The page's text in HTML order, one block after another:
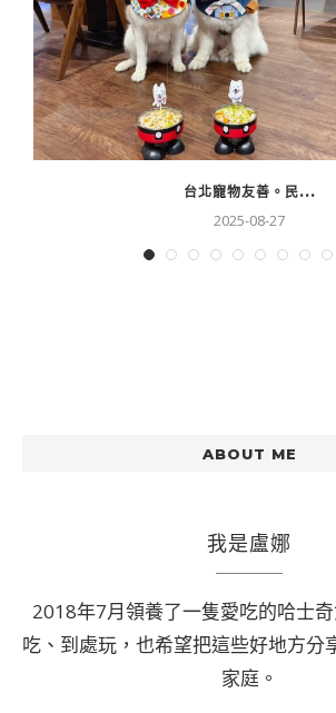
台北寵物友善。民...
2025-08-27
ABOUT ME
我是盧娜
2018年7月領養了一隻愛吃的哈士
吃、到處玩，也希望把這些好地方分
家庭。